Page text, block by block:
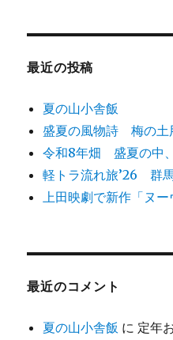
象:
最近の投稿
夏の山小舎飯
盛夏の風物詩 梅の土
令和8年畑 盛夏の中
軽トラ流れ旅’26 群
上田映劇で新作「ヌ
最近のコメント
夏の山小舎飯 に 定年